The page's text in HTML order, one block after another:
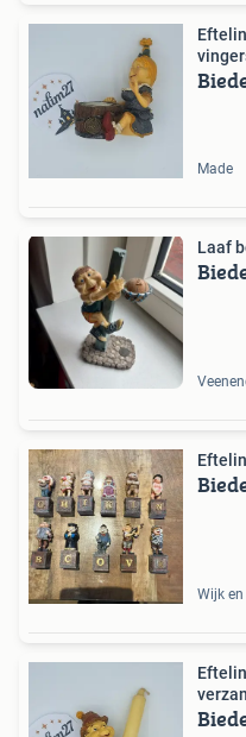
Made
Laaf
Wijk